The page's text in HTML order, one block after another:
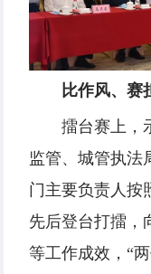
比作风、赛
擂台赛上，
监管、城管执法
门主要负责人按
先后登台打擂，
等工作成效，“